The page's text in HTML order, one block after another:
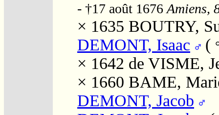
- †17 août 1676 Amiens,
× 1635 BOUTRY,
DEMONT, Isaac
(
× 1642 de VISME,
× 1660 BAME,
DEMONT, Jacob